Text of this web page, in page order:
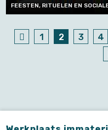
FEESTEN, RITUELEN EN
1 2 3 4